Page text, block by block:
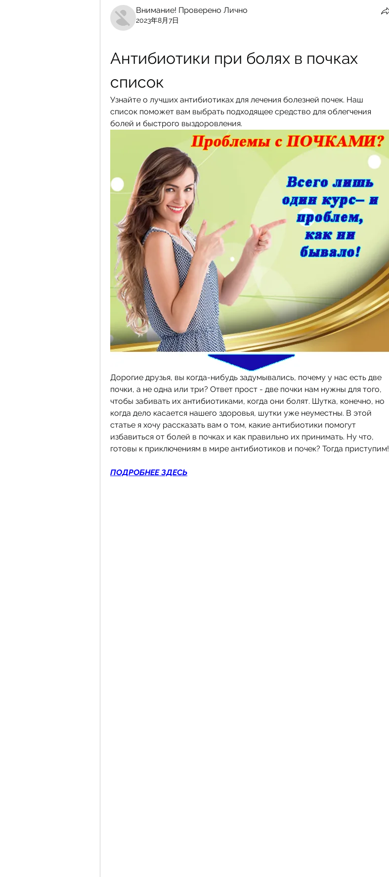
Внимание! Проверено Лично
2023年8月7日
Антибиотики при болях в почках
список
Узнайте о лучших антибиотиках для лечения болезней почек. Наш
список поможет вам выбрать подходящее средство для облегчения
болей и быстрого выздоровления.
Дорогие друзья, вы когда-нибудь задумывались, почему у нас есть две
почки, а не одна или три? Ответ прост - две почки нам нужны для того,
чтобы забивать их антибиотиками, когда они болят. Шутка, конечно, но
когда дело касается нашего здоровья, шутки уже неуместны. В этой
статье я хочу рассказать вам о том, какие антибиотики помогут
избавиться от болей в почках и как правильно их принимать. Ну что,
готовы к приключениям в мире антибиотиков и почек? Тогда приступим!
ПОДРОБНЕЕ ЗДЕСЬ